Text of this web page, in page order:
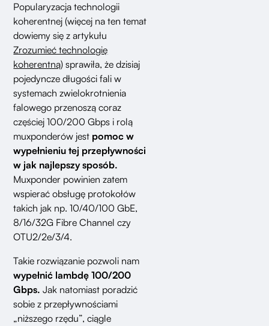
Popularyzacja technologii
koherentnej (więcej na ten temat
dowiemy się z artykułu
Zrozumieć technologię
koherentną) sprawiła, że dzisiaj
pojedyncze długości fali w
systemach zwielokrotnienia
falowego przenoszą coraz
częściej 100/200 Gbps i rolą
muxponderów jest pomoc w
wypełnieniu tej przepływności
w jak najlepszy sposób.
Muxponder powinien zatem
wspierać obsługę protokołów
takich jak np. 10/40/100 GbE,
8/16/32G Fibre Channel czy
OTU2/2e/3/4.
Takie rozwiązanie pozwoli nam
wypełnić lambdę 100/200
Gbps. Jak natomiast poradzić
sobie z przepływnościami
„niższego rzędu”, ciągle